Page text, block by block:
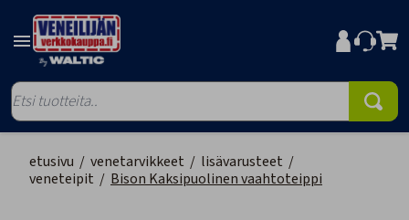
etusivu / venetarvikkeet / lisävarusteet /
veneteipit / Bison Kaksipuolinen vaahtoteippi